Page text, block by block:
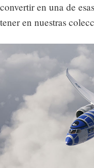
convertir en una de
tener en nuestras